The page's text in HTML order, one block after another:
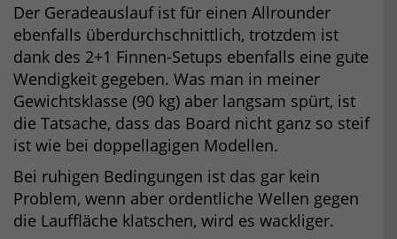
Der Geradeauslauf ist für einen Allrounder
ebenfalls überdurchschnittlich, trotzdem ist
dank des 2+1 Finnen-Setups ebenfalls eine gute
Wendigkeit gegeben. Was man in meiner
Gewichtsklasse (90 kg) aber langsam spürt, ist
die Tatsache, dass das Board nicht ganz so steif
ist wie bei doppellagigen Modellen.
Bei ruhigen Bedingungen ist das gar kein
Problem, wenn aber ordentliche Wellen gegen
die Lauffläche klatschen, wird es wackliger.